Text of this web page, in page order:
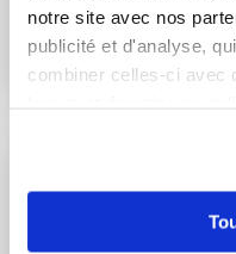
notre site avec nos
publicité et d'analyse,
combiner celles-ci avec
Framboisier